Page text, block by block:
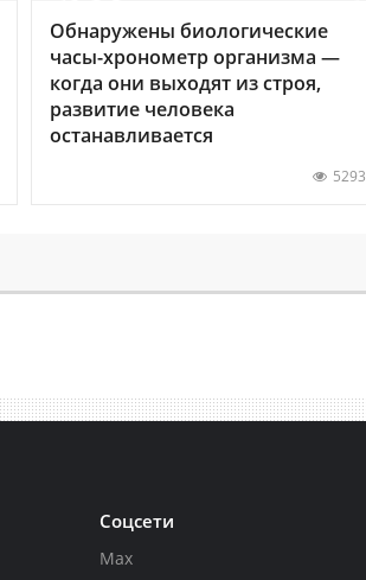
Обнаружены биологические
часы-хронометр организма —
когда они выходят из строя,
развитие человека
останавливается
5293
Соцсети
Max